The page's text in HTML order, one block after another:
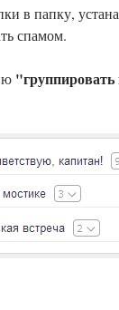
в папку,
спамом.